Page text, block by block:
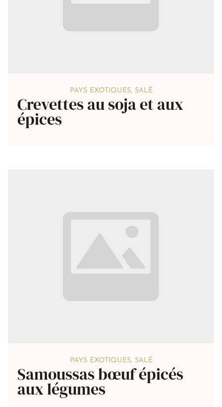
PAYS EXOTIQUES, SALÉ
Crevettes au soja et aux
épices
PAYS EXOTIQUES, SALÉ
Samoussas bœuf épicés
aux légumes